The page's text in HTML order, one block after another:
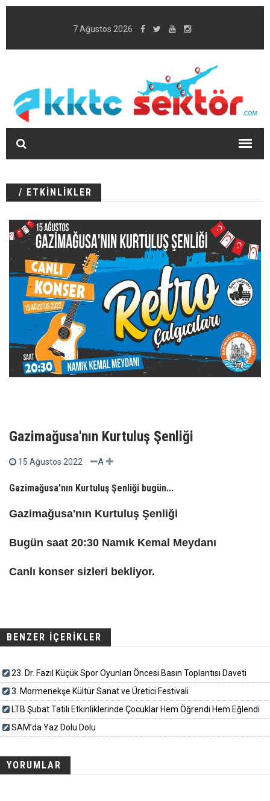
7 Ağustos 2026
/ ETKİNLİKLER
Gazimağusa'nın Kurtuluş Şenliği
15 Ağustos 2022 A
Gazimağusa'nın Kurtuluş Şenliği bugün...
Gazimağusa'nın Kurtuluş Şenliği
Bugün saat 20:30 Namık Kemal Meydanı
Canlı konser sizleri bekliyor.
BENZER İÇERİKLER
23. Dr. Fazıl Küçük Spor Oyunları Öncesi Basın Toplantısı Daveti
3. Mormenekşe Kültür Sanat ve Üretici Festivali
LTB Şubat Tatili Etkinliklerinde Çocuklar Hem Öğrendi Hem Eğlendi
SAM’da Yaz Dolu Dolu
YORUMLAR